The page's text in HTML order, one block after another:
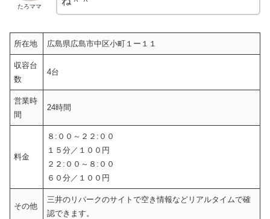
たろママ
所在地 広島県広島市中区小町１ー１１
収容台
数
4台
営業時
間
24時間
料金
８:００～２２:００
１５分／１００円
２２:００～８:００
６０分／１００円
その他
三井のリパークのサイトで空き情報などリアルタイムで確
認できます。